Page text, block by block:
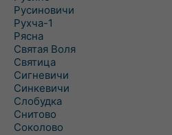
Русиновичи
Рухча-1
Рясна
Святая Воля
Святица
Сигневичи
Синкевичи
Слобудка
Снитово
Соколово